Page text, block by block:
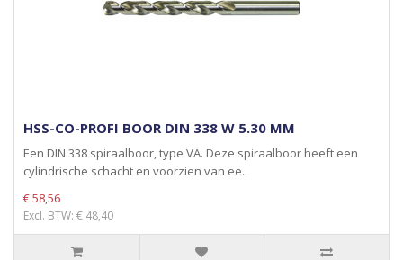
HSS-CO-PROFI BOOR DIN 338 W 5.30 MM
Een DIN 338 spiraalboor, type VA. Deze spiraalboor heeft een
cylindrische schacht en voorzien van ee..
€ 58,56
Excl. BTW: € 48,40